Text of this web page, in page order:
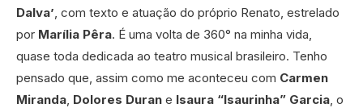
Dalva’ , com texto e atuação do próprio Renato, estrelado
por Marília Pêra. É uma volta de 360° na minha vida,
quase toda dedicada ao teatro musical brasileiro. Tenho
pensado que, assim como me aconteceu com Carmen
Miranda Dolores Duran e Isaura “Isaurinha” Garcia , o